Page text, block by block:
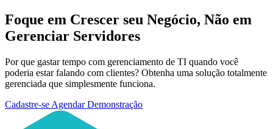
Foque em Crescer seu Negócio, Não em
Gerenciar Servidores
Por que gastar tempo com gerenciamento de TI quando você
poderia estar falando com clientes? Obtenha uma solução totalmente
gerenciada que simplesmente funciona.
Cadastre-se Agendar Demonstração